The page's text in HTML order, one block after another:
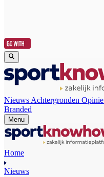
Nieuws Achtergronden Opinie
Branded
Menu
Home
Nieuws